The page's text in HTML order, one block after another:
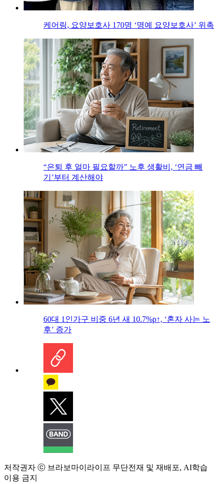
케어링, 요양보호사 170명 ‘명예 요양보호사’ 위촉
“은퇴 후 얼마 필요할까” 노후 생활비, ‘연금 빼
기’부터 계산해야
60대 1인가구 비중 6년 새 10.7%p↑, ‘혼자 사는 노
후’ 증가
저작권자 ⓒ 브라보마이라이프 무단전재 및 재배포, AI학습
이용 금지